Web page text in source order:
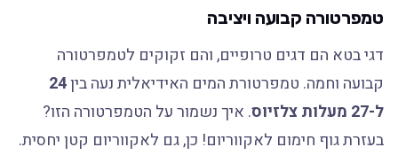
טמפרטורה קבועה ויציבה
דגי בטא הם דגים טרופיים, והם זקוקים לטמפרטורה
קבועה וחמה. טמפרטורת המים האידיאלית נעה בין24
ל-27 מעלות צלזיוס
. איך נשמור על הטמפרטורה הזו?
בעזרת גוף חימום לאקווריום! כן, גם לאקווריום קטן יחסית.